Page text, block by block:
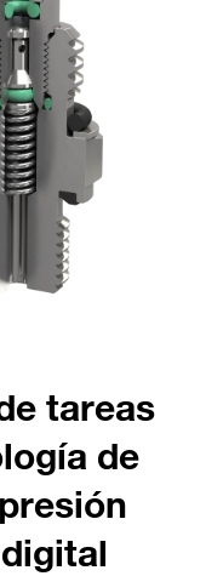
tareas
de